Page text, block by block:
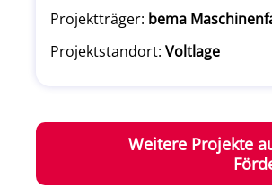
Projektträger: bema
Projektstandort: Voltlage
Weitere Projekte